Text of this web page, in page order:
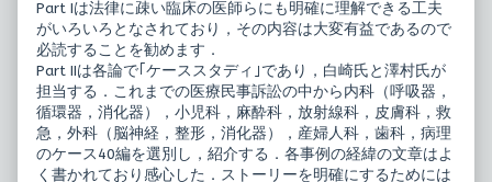
Part Iは法律に疎い臨床の医師らにも明確に理解できる工夫
がいろいろとなされており，その内容は大変有益であるので
必読することを勧めます．
Part IIは各論で｢ケーススタディ｣であり，白崎氏と澤村氏が
担当する．これまでの医療民事訴訟の中から内科（呼吸器，
循環器，消化器），小児科，麻酔科，放射線科，皮膚科，救
急，外科（脳神経，整形，消化器），産婦人科，歯科，病理
のケース40編を選別し，紹介する．各事例の経緯の文章はよ
く書かれており感心した．ストーリーを明確にするためには